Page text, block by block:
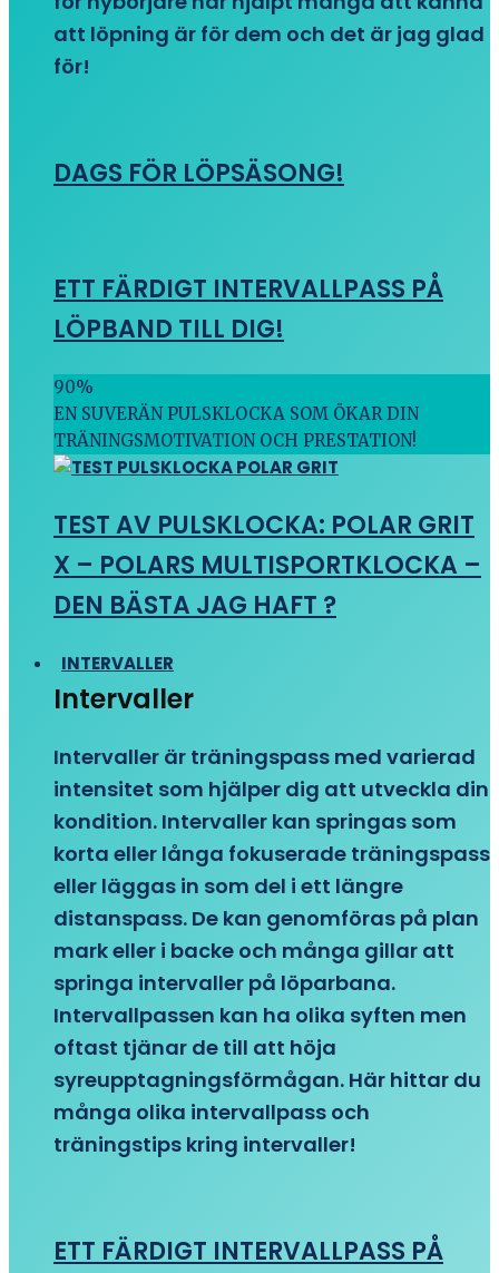
att löpning är för dem och det är jag glad
för!
DAGS FÖR LÖPSÄSONG!
ETT FÄRDIGT INTERVALLPASS PÅ
LÖPBAND TILL DIG!
90%
EN SUVERÄN PULSKLOCKA SOM ÖKAR DIN
TRÄNINGSMOTIVATION OCH PRESTATION!
TEST AV PULSKLOCKA: POLAR GRIT
X – POLARS MULTISPORTKLOCKA –
DEN BÄSTA JAG HAFT ?
INTERVALLER
Intervaller
Intervaller är träningspass med varierad
intensitet som hjälper dig att utveckla din
kondition. Intervaller kan springas som
korta eller långa fokuserade träningspass
eller läggas in som del i ett längre
distanspass. De kan genomföras på plan
mark eller i backe och många gillar att
springa intervaller på löparbana.
Intervallpassen kan ha olika syften men
oftast tjänar de till att höja
syreupptagningsförmågan. Här hittar du
många olika intervallpass och
träningstips kring intervaller!
ETT FÄRDIGT INTERVALLPASS PÅ